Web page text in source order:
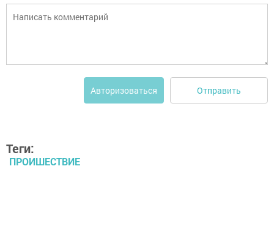
Авторизоваться Отправить
Теги:
ПРОИШЕСТВИЕ